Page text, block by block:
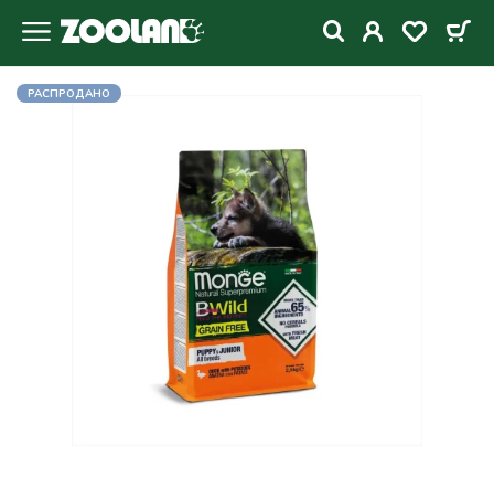
РАСПРОДАНО